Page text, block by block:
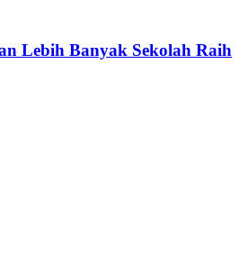
Lebih Banyak Sekolah Raih